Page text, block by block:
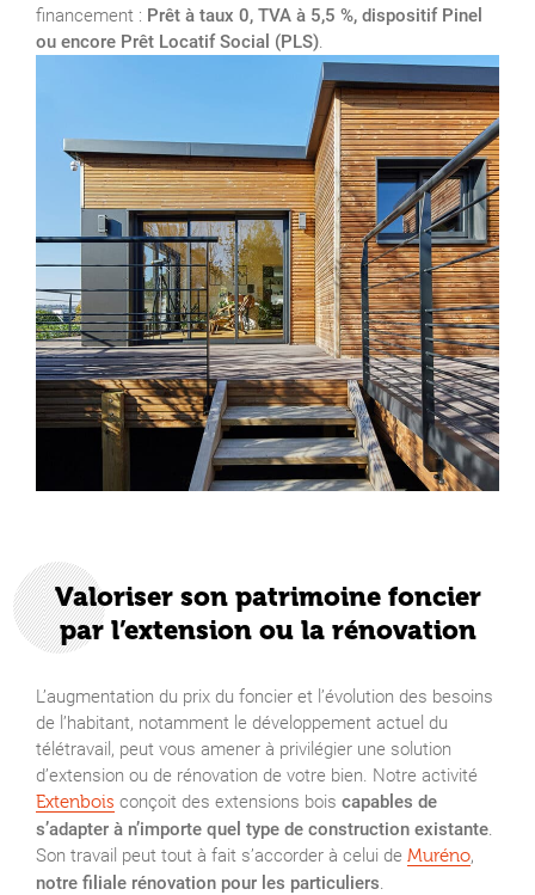
financement : Prêt à taux 0, TVA à 5,5 %, dispositif Pinel
ou encore Prêt Locatif Social (PLS).
Valoriser son patrimoine foncier
par l’extension ou la rénovation
L’augmentation du prix du foncier et l’évolution des besoins
de l’habitant, notamment le développement actuel du
télétravail, peut vous amener à privilégier une solution
d’extension ou de rénovation de votre bien. Notre activité
Extenbois conçoit des extensions bois capables de
s’adapter à n’importe quel type de construction existante
Son travail peut tout à fait s’accorder à celui de Muréno,
notre filiale rénovation pour les particuliers